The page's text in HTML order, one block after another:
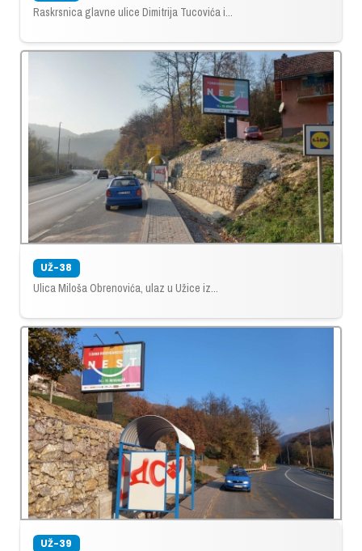
Raskrsnica glavne ulice Dimitrija Tucovića i...
UŽ-38
Ulica Miloša Obrenovića, ulaz u Užice iz...
UŽ-39